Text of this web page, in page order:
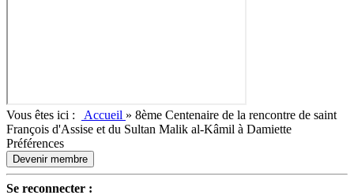
Vous êtes ici : Accueil » 8ème Centenaire de la rencontre de saint
François d'Assise et du Sultan Malik al-Kâmil à Damiette
Préférences
Devenir membre
Se reconnecter :